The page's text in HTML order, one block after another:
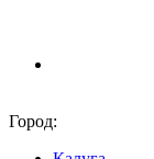
Город: